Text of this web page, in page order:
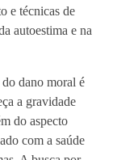
e técnicas de
autoestima e na
dano moral é
a gravidade
do aspecto
com a saúde